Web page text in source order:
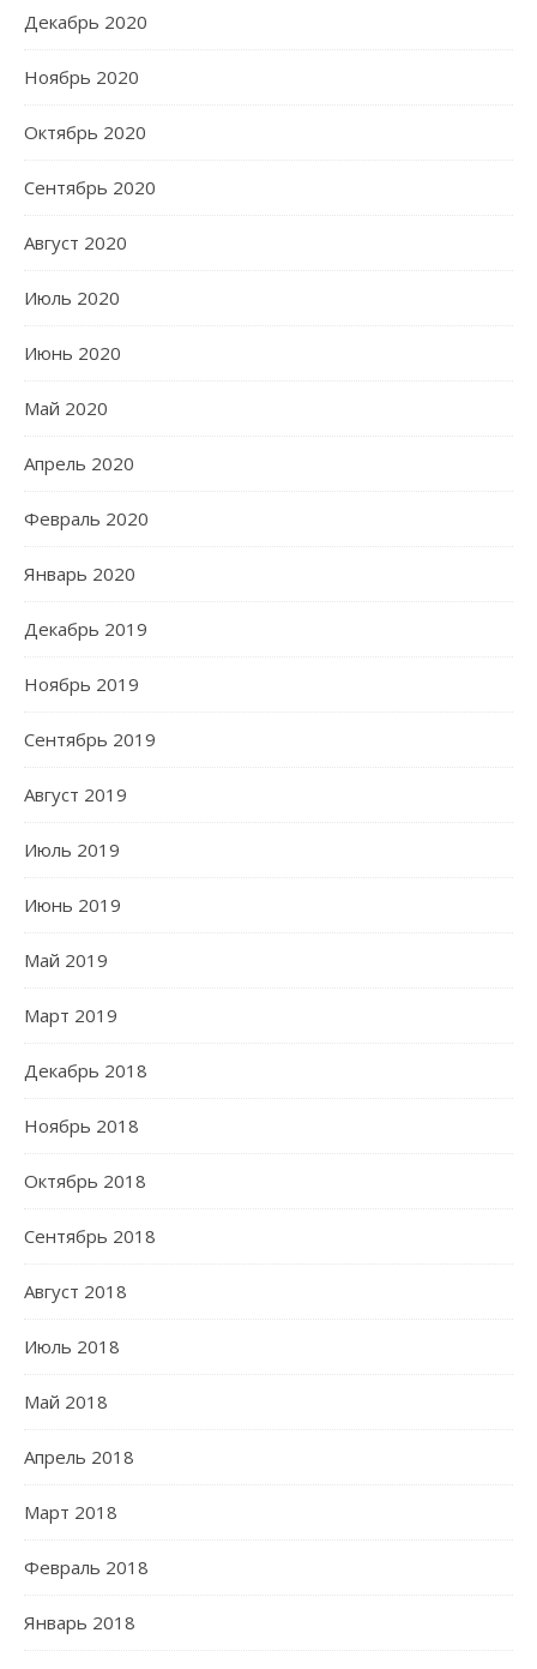
Декабрь 2020
Ноябрь 2020
Октябрь 2020
Сентябрь 2020
Август 2020
Июль 2020
Июнь 2020
Май 2020
Апрель 2020
Февраль 2020
Январь 2020
Декабрь 2019
Ноябрь 2019
Сентябрь 2019
Август 2019
Июль 2019
Июнь 2019
Май 2019
Март 2019
Декабрь 2018
Ноябрь 2018
Октябрь 2018
Сентябрь 2018
Август 2018
Июль 2018
Май 2018
Апрель 2018
Март 2018
Февраль 2018
Январь 2018